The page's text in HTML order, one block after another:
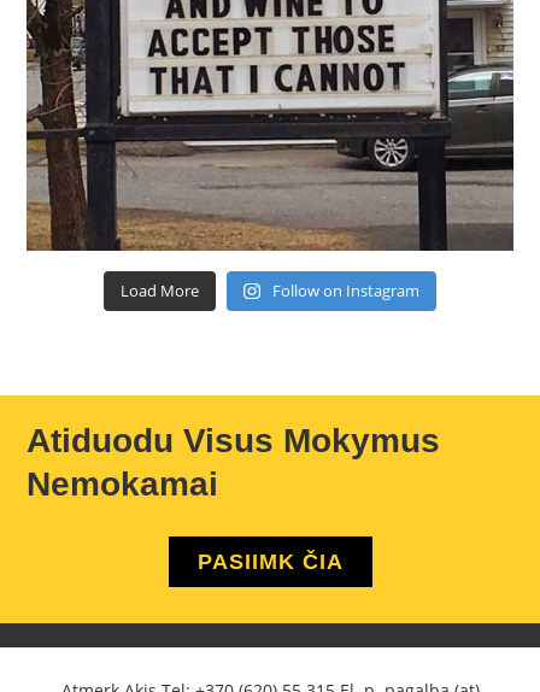
Load More Follow on Instagram
Atiduodu Visus Mokymus
Nemokamai
PASIIMK ČIA